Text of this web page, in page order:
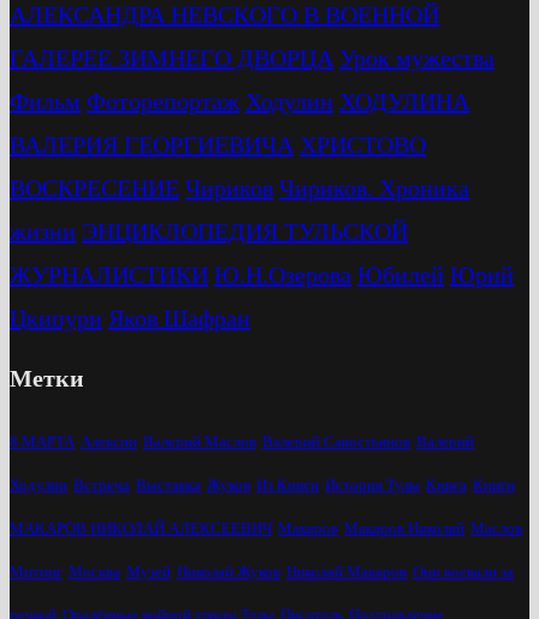
АЛЕКСАНДРА НЕВСКОГО В ВОЕННОЙ
ГАЛЕРЕЕ ЗИМНЕГО ДВОРЦА Урок мужества
Фильм Фоторепортаж Ходулин ХОДУЛИНА
ВАЛЕРИЯ ГЕОРГИЕВИЧА ХРИСТОВО
ВОСКРЕСЕНИЕ Чириков Чириков. Хроника
жизни ЭНЦИКЛОПЕДИЯ ТУЛЬСКОЙ
ЖУРНАЛИСТИКИ Ю.Н.Озерова Юбилей Юрий
Цкипури Яков Шафран
Метки
8 МАРТА Алексин Валерий Маслов Валерий Савостьянов Валерий
Ходулин Встреча Выставка Жуков Из Книги История Тулы Книга Книги
МАКАРОВ НИКОЛАЙ АЛЕКСЕЕВИЧ Макаров Макаров Николай Маслов
Митинг Москва Музей Николай Жуков Николай Макаров Они воевали за
речкой Опалённые войной улицы Тулы Писатель Поздравление